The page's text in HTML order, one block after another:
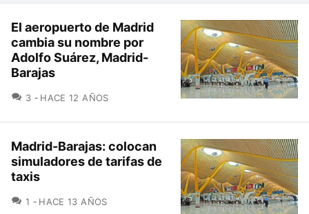
El aeropuerto de Madrid
cambia su nombre por
Adolfo Suárez, Madrid-
Barajas
3 COMENTARIOS
HACE 12 AÑOS
Madrid-Barajas: colocan
simuladores de tarifas de
taxis
1 COMENTARIOS
HACE 13 AÑOS